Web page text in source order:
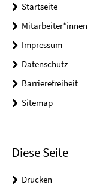
Startseite
Mitarbeiter*innen
Impressum
Datenschutz
Barrierefreiheit
Sitemap
Diese Seite
Drucken